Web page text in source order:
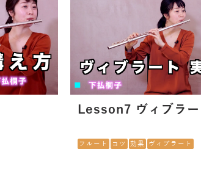
Lesson7 ヴィブラ
フルート コツ 効果 ヴィブラート